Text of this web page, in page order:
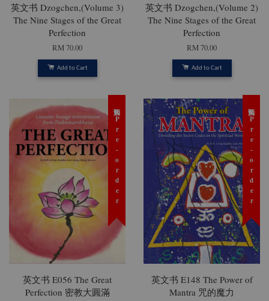
英文书 Dzogchen,(Volume 3)
The Nine Stages of the Great
Perfection
RM 70.00
Add to Cart
英文书 Dzogchen,(Volume 2)
The Nine Stages of the Great
Perfection
RM 70.00
Add to Cart
预购 Pre-order
英文书 E056 The Great
Perfection 密教大圓滿
预购 Pre-order
英文书 E148 The Power of
Mantra 咒的魔力